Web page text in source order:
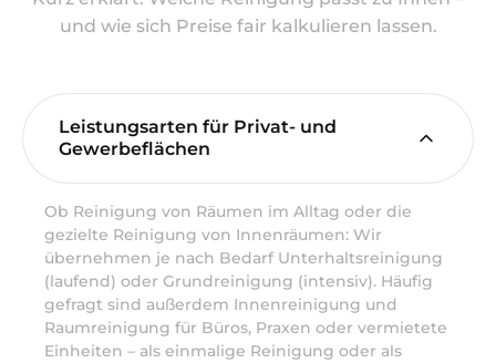
und wie sich Preise fair kalkulieren lassen.
Leistungsarten für Privat- und
Gewerbeflächen
Ob Reinigung von Räumen im Alltag oder die
gezielte Reinigung von Innenräumen: Wir
übernehmen je nach Bedarf Unterhaltsreinigung
(laufend) oder Grundreinigung (intensiv). Häufig
gefragt sind außerdem Innenreinigung und
Raumreinigung für Büros, Praxen oder vermietete
Einheiten – als einmalige Reinigung oder als